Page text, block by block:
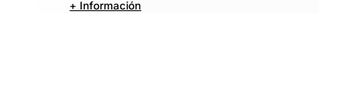
+ Información